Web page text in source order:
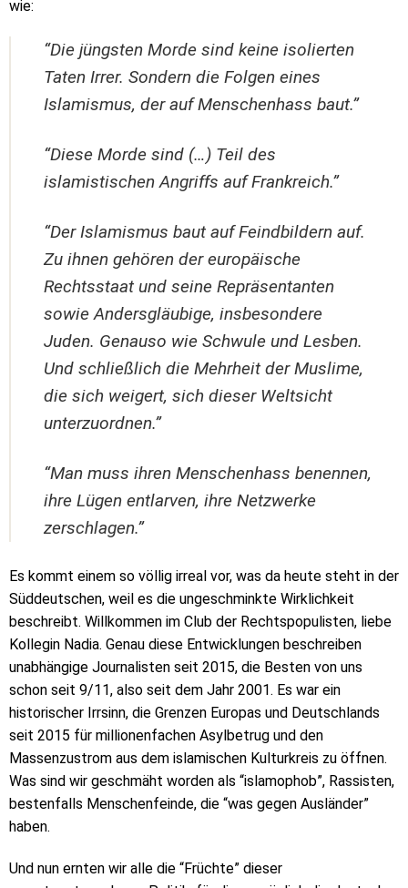
wie:
“Die jüngsten Morde sind keine isolierten
Taten Irrer. Sondern die Folgen eines
Islamismus, der auf Menschenhass baut.”
“Diese Morde sind (…) Teil des
islamistischen Angriffs auf Frankreich.”
“Der Islamismus baut auf Feindbildern auf.
Zu ihnen gehören der europäische
Rechtsstaat und seine Repräsentanten
sowie Andersgläubige, insbesondere
Juden. Genauso wie Schwule und Lesben.
Und schließlich die Mehrheit der Muslime,
die sich weigert, sich dieser Weltsicht
unterzuordnen.”
“Man muss ihren Menschenhass benennen,
ihre Lügen entlarven, ihre Netzwerke
zerschlagen.”
Es kommt einem so völlig irreal vor, was da heute steht in der
Süddeutschen, weil es die ungeschminkte Wirklichkeit
beschreibt. Willkommen im Club der Rechtspopulisten, liebe
Kollegin Nadia. Genau diese Entwicklungen beschreiben
unabhängige Journalisten seit 2015, die Besten von uns
schon seit 9/11, also seit dem Jahr 2001. Es war ein
historischer Irrsinn, die Grenzen Europas und Deutschlands
seit 2015 für millionenfachen Asylbetrug und den
Massenzustrom aus dem islamischen Kulturkreis zu öffnen.
Was sind wir geschmäht worden als “islamophob”, Rassisten,
bestenfalls Menschenfeinde, die “was gegen Ausländer”
haben.
Und nun ernten wir alle die “Früchte” dieser